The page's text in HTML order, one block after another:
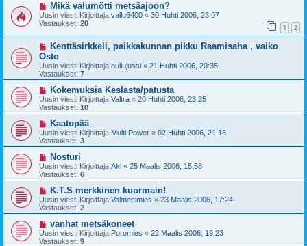
Mikä valumötti metsäajoon?
Uusin viesti Kirjoittaja vallu6400 « 30 Huhti 2006, 23:07
Vastaukset: 20 1 2
Kenttäsirkkeli, paikkakunnan pikku Raamisaha , vaiko
Osto
Uusin viesti Kirjoittaja hullujussi « 21 Huhti 2006, 20:35
Vastaukset: 7
Kokemuksia Keslasta/patusta
Uusin viesti Kirjoittaja Valtra « 20 Huhti 2006, 23:25
Vastaukset: 10
Kaatopää
Uusin viesti Kirjoittaja Multi Power « 02 Huhti 2006, 21:18
Vastaukset: 3
Nosturi
Uusin viesti Kirjoittaja Aki « 25 Maalis 2006, 15:58
Vastaukset: 6
K.T.S merkkinen kuormain!
Uusin viesti Kirjoittaja Valmettimies « 23 Maalis 2006, 17:24
Vastaukset: 2
vanhat metsäkoneet
Uusin viesti Kirjoittaja Poromies « 22 Maalis 2006, 19:23
Vastaukset: 9